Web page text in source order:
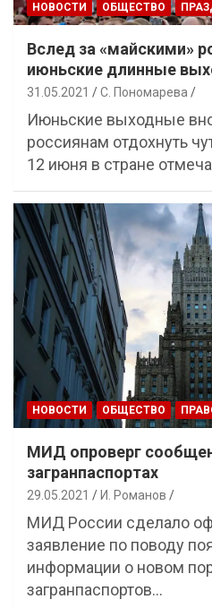
НОВОСТИ ОБЩЕСТВО
Вслед за «майскими»
июньские длинные
31.05.2021 С. Пономарева
Июньские выходные
россиянам отдохнуть
12 июня в стране
НОВОСТИ ОБЩЕСТВО
МИД опроверг
загранпаспортах
29.05.2021 И. Романов
МИД России сделало
заявление по поводу
информации о новом
загранпаспортов…